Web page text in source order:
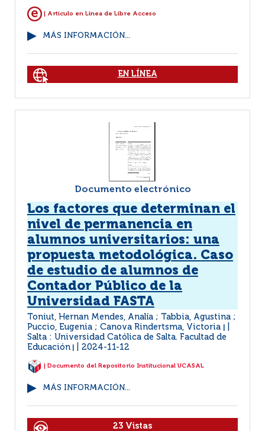
| Artículo en Linea de Libre Acceso
MÁS INFORMACIÓN...
EN LÍNEA
Documento electrónico
Los factores que determinan el
nivel de permanencia en
alumnos universitarios: una
propuesta metodológica. Caso
de estudio de alumnos de
Contador Público de la
Universidad FASTA
Toniut, Hernan Mendes, Analía ; Tabbia, Agustina ;
Puccio, Eugenia ; Canova Rindertsma, Victoria
Salta : Universidad Católica de Salta. Facultad de
Educación
2024-11-12
| Documento del Repositorio Institucional UCASAL
MÁS INFORMACIÓN...
23 Vistas